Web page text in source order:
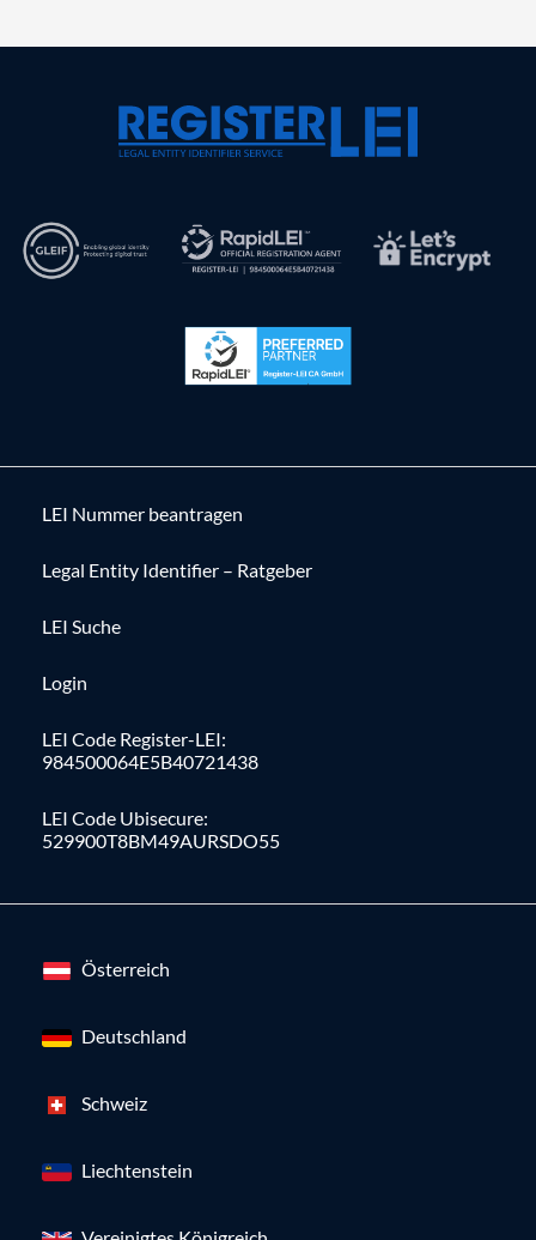
LEI Nummer beantragen
Legal Entity Identifier – Ratgeber
LEI Suche
Login
LEI Code Register-LEI:
984500064E5B40721438
LEI Code Ubisecure:
529900T8BM49AURSDO55
Österreich
Deutschland
Schweiz
Liechtenstein